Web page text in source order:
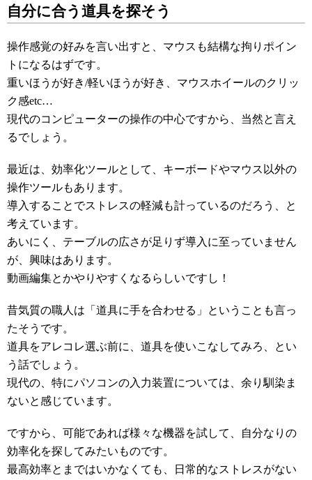
自分に合う道具を探そう
操作感覚の好みを言い出すと、マウスも結構な拘りポイン
トになるはずです。
重いほうが好き/軽いほうが好き、マウスホイールのクリッ
ク感etc…
現代のコンピューターの操作の中心ですから、当然と言え
るでしょう。
最近は、効率化ツールとして、キーボードやマウス以外の
操作ツールもあります。
導入することでストレスの軽減も計っているのだろう、と
考えています。
あいにく、テーブルの広さが足りず導入に至っていません
が、興味はあります。
動画編集とかやりやすくなるらしいですし！
昔気質の職人は「道具に手を合わせる」ということも言っ
たそうです。
道具をアレコレ選ぶ前に、道具を使いこなしてみろ、とい
う話でしょう。
現代の、特にパソコンの入力装置については、余り馴染ま
ないと感じています。
ですから、可能であれば様々な機器を試して、自分なりの
効率化を探してみたいものです。
最高効率とまではいかなくても、日常的なストレスがない